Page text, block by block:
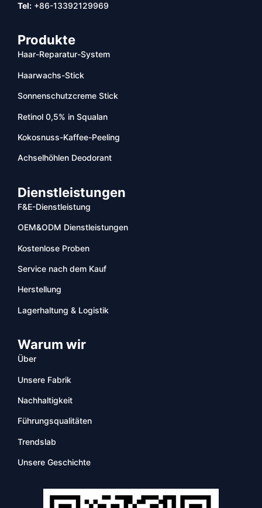
Tel: +86-13392129969
Produkte
Haar-Reparatur-System
Haarwachs-Stick
Sonnenschutzcreme Stick
Retinol 0,5% in Squalan
Kokosnuss-Kaffee-Peeling
Achselhöhlen Deodorant
Dienstleistungen
F&E-Dienstleistung
OEM&ODM Dienstleistungen
Kostenlose Proben
Service nach dem Kauf
Herstellung
Lagerhaltung & Logistik
Warum wir
Über
Unsere Fabrik
Nachhaltigkeit
Führungsqualitäten
Trendslab
Unsere Geschichte